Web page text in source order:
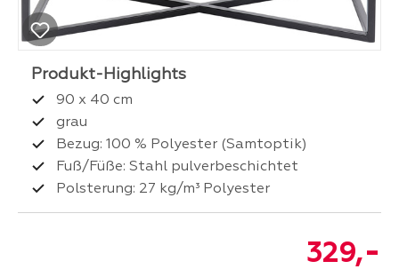
90 x 40 cm
grau
Bezug: 100 % Polyester (Samtoptik)
Fuß/Füße: Stahl pulverbeschichtet
Polsterung: 27 kg/m³ Polyester
329,-